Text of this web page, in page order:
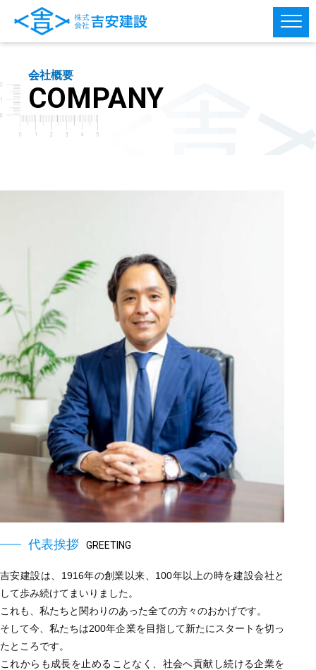
会社概要
COMPANY
代表挨拶 GREETING
吉安建設は、1916年の創業以来、100年以上の時を建設会社と
して歩み続けてまいりました。
これも、私たちと関わりのあった全ての方々のおかげです。
そして今、私たちは200年企業を目指して新たにスタートを切っ
たところです。
これからも成長を止めることなく、社会へ貢献し続ける企業を